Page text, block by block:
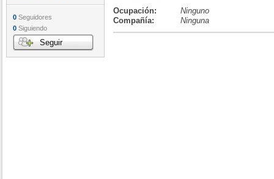
0 Seguidores
0 Siguiendo
Seguir
Ocupación:
Ninguno
Compañía:
Ninguna